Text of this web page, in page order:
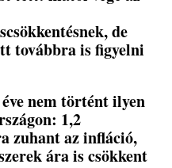
de
továbbra is figyelni
nem történt ilyen
1,2
zuhant az infláció,
ára is csökkent